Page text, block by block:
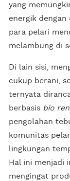
yang
energik
para pelari
melambung di
Di lain sisi,
cukup berani,
ternyata
berbasis bio
pengolahan
komunitas
lingkungan
Hal ini menjadi
mengingat